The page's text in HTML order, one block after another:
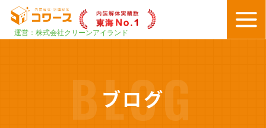
運営：株式会社クリーンアイランド
BLOG
ブログ